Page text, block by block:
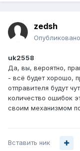
zedsh
Опубликовано
uk2558
Да, вы, вероятно,
- всё будет хорошо,
отправителя будут
количество ошибок
своим механизмом
Вставить ник